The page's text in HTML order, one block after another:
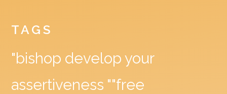
TAGS
"bishop develop your
assertiveness ""free